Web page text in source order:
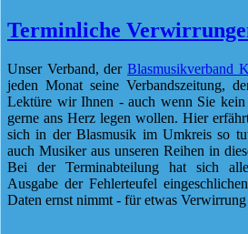
Terminliche
Unser Verband, derBlasmusikverband
jeden Monat seine Verbandszeitung,
Lektüre wir Ihnen - auch wenn Sie
gerne ans Herz legen wollen. Hier
sich in der Blasmusik im Umkreis so
auch Musiker aus unseren Reihen in
Bei der Terminabteilung hat sich
Ausgabe der Fehlerteufel
Daten ernst nimmt - für etwas Verwirrung